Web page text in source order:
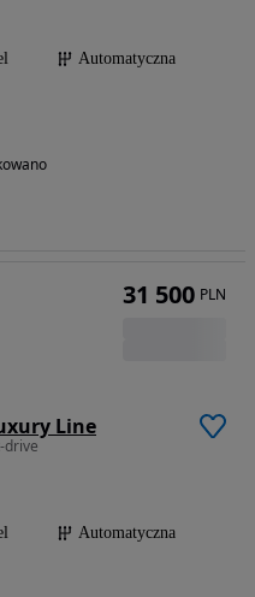
Automatyczna
Line
drive
Automatyczna
31 500 PLN